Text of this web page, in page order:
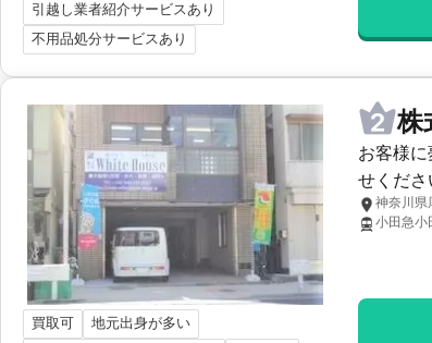
引越し業者紹介サービスあり
不用品処分サービスあり
買取可
地元出身が多い
株
お客様
せくださ
神奈川
小田急小